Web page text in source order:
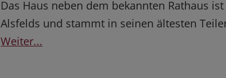
Das Haus neben dem bekannten Rathaus
Alsfelds und stammt in seinen ältesten
Weiter...